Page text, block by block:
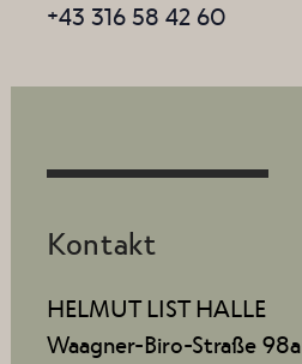
+43 316 58 42 60
Kontakt
HELMUT LIST HALLE
Waagner-Biro-Straße 98a